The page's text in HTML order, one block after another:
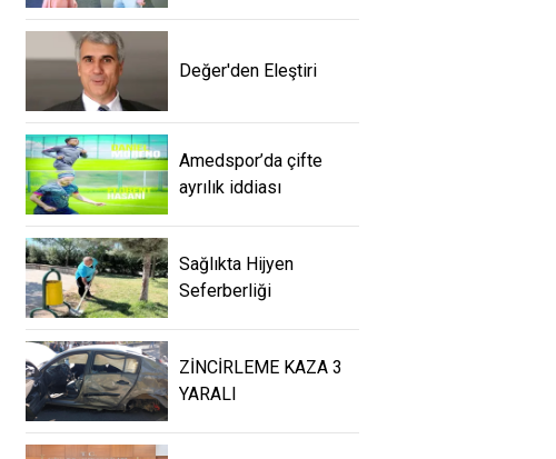
Değer'den Eleştiri
Amedspor’da çifte
ayrılık iddiası
Sağlıkta Hijyen
Seferberliği
ZİNCİRLEME KAZA 3
YARALI